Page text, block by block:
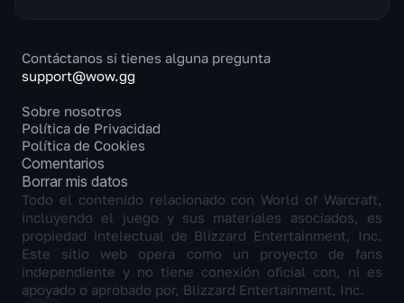
Contáctanos si tienes alguna pregunta
support@wow.gg
Sobre nosotros
Política de Privacidad
Política de Cookies
Comentarios
Borrar mis datos
Todo el contenido relacionado con World of Warcraft,
incluyendo el juego y sus materiales asociados, es
propiedad intelectual de Blizzard Entertainment, Inc.
Este sitio web opera como un proyecto de fans
independiente y no tiene conexión oficial con, ni es
apoyado o aprobado por, Blizzard Entertainment, Inc.